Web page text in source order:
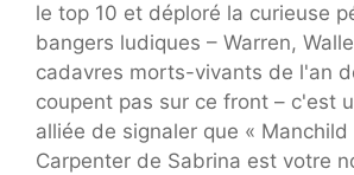
le top 10 et déploré la curieuse
bangers ludiques – Warren,
cadavres morts-vivants de l'an
coupent pas sur ce front – c'est
alliée de signaler que « Manchild
Carpenter de Sabrina est votre